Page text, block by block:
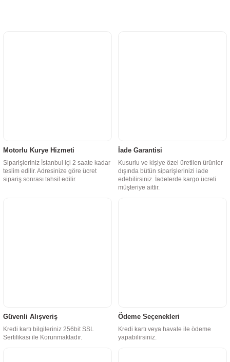
Motorlu Kurye Hizmeti
Siparişleriniz İstanbul içi 2 saate kadar
teslim edilir. Adresinize göre ücret
sipariş sonrası tahsil edilir.
İade Garantisi
Kusurlu ve kişiye özel üretilen ürünler
dışında bütün siparişlerinizi iade
edebilirsiniz. İadelerde kargo ücreti
müşteriye aittir.
Güvenli Alışveriş
Kredi kartı bilgileriniz 256bit SSL
Sertifikası ile Korunmaktadır.
Ödeme Seçenekleri
Kredi kartı veya havale ile ödeme
yapabilirsiniz.